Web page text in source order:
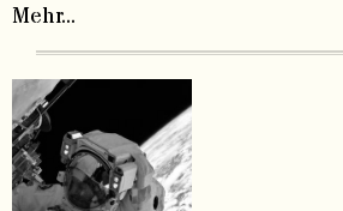
Mehr...